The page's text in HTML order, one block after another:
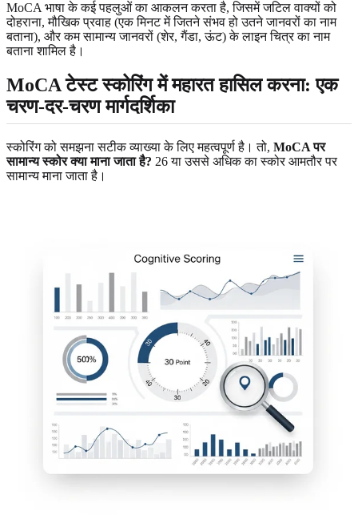
MoCA भाषा के कई पहलुओं का आकलन करता है, जिसमें जटिल वाक्यों को
दोहराना, मौखिक प्रवाह (एक मिनट में जितने संभव हो उतने जानवरों का नाम
बताना), और कम सामान्य जानवरों (शेर, गैंडा, ऊंट) के लाइन चित्र का नाम
बताना शामिल है।
MoCA टेस्ट स्कोरिंग में महारत हासिल करना: एक
चरण-दर-चरण मार्गदर्शिका
स्कोरिंग को समझना सटीक व्याख्या के लिए महत्वपूर्ण है। तो, MoCA पर
सामान्य स्कोर क्या माना जाता है? 26 या उससे अधिक का स्कोर आमतौर पर
सामान्य माना जाता है।